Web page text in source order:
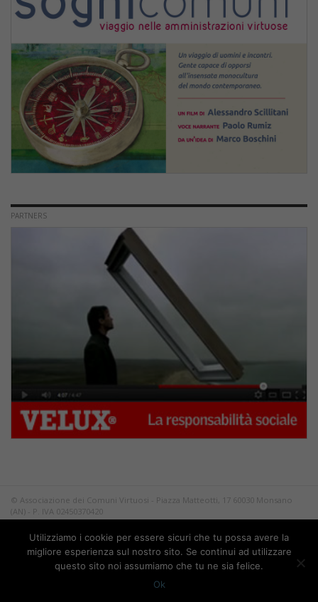
PARTNERS
© Associazione dei Comuni Virtuosi - Piazza Matteotti, 17 60030 Monsano
(AN) - P. IVA 02450370420
Tutti i diritti riservati.
PrivacyUtilizziamo i cookie per essere sicuri che tu possa avere la
migliore esperienza sul nostro sito. Se continui ad utilizzare
questo sito noi assumiamo che tu ne sia felice.
Ok